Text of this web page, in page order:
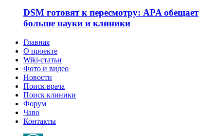
DSM готовят к пересмотру: APA обещает
больше науки и клиники
Главная
О проекте
Wiki-статьи
Фото и видео
Новости
Поиск врача
Поиск клиники
Форум
Чаво
Контакты